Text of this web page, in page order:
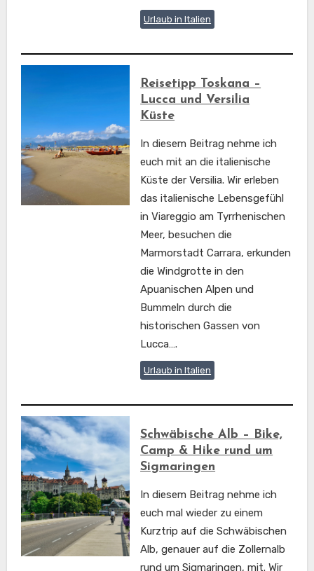
Urlaub in Italien
Reisetipp Toskana –
Lucca und Versilia
Küste
In diesem Beitrag nehme ich
euch mit an die italienische
Küste der Versilia. Wir erleben
das italienische Lebensgefühl
in Viareggio am Tyrrhenischen
Meer, besuchen die
Marmorstadt Carrara, erkunden
die Windgrotte in den
Apuanischen Alpen und
Bummeln durch die
historischen Gassen von
Lucca….
Urlaub in Italien
Schwäbische Alb – Bike,
Camp & Hike rund um
Sigmaringen
In diesem Beitrag nehme ich
euch mal wieder zu einem
Kurztrip auf die Schwäbischen
Alb, genauer auf die Zollernalb
rund um Sigmaringen, mit. Wir